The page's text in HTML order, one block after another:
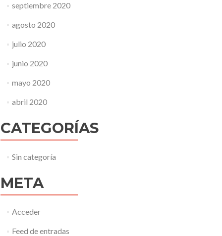
septiembre 2020
agosto 2020
julio 2020
junio 2020
mayo 2020
abril 2020
CATEGORÍAS
Sin categoría
META
Acceder
Feed de entradas